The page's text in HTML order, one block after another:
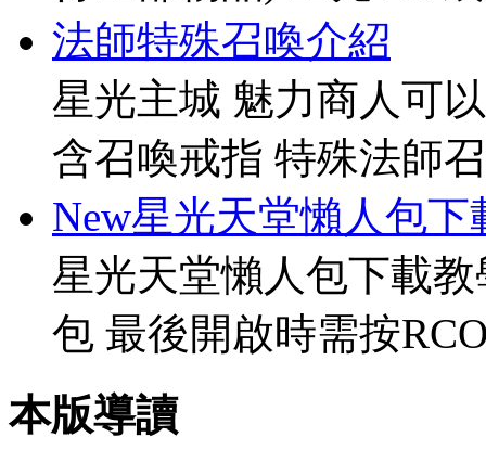
法師特殊召喚介紹
星光主城 魅力商人可
含召喚戒指 特殊法師
New星光天堂懶人包下
星光天堂懶人包下載
包 最後開啟時需按
本版導讀